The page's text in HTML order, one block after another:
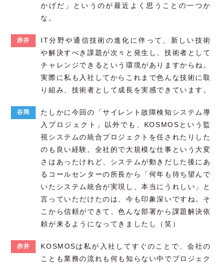
かげだ」というのが最近よく思うことの一つか
な。
赤井
IT分野や通信技術の進化に伴って、新しい技術
や解決すべき課題が次々と発生し、技術者として
チャレンジできるという環境がありますからね。
実際に私も入社してからこれまで色んな技術に取
り組み、技術者として成長を実感できています。
谷岡
たしかに今回の「サイレント故障検知システム導
入プロジェクト」以外でも、KOSMOSという監
視システムの統合プロジェクトを任されたりした
のも良い経験。全社的で大規模な仕事という大変
さはあったけれど、システムが動きだした後にあ
るコールセンターの所長から「何年も待ち望んで
いたシステム統合が実現し、本当にうれしい」と
言っていただけたのは、今も印象深いですね。そ
こから信頼ができて、色んな部署から課題解決依
頼が来るようになってきましたし（笑）
赤井
KOSMOSは私が入社してすぐのことで、会社の
ことも業務の流れも何も知らない中でプロジェク